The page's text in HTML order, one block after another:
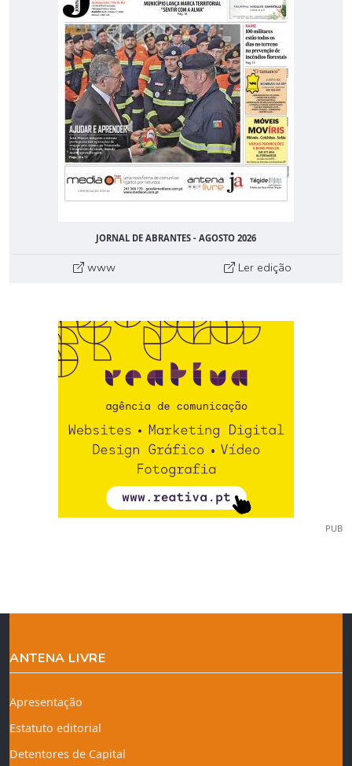
JORNAL DE ABRANTES - AGOSTO 2026
www Ler edição
PUB
ANTENA LIVRE
Apresentação
Estatuto editorial
Detentores de Capital